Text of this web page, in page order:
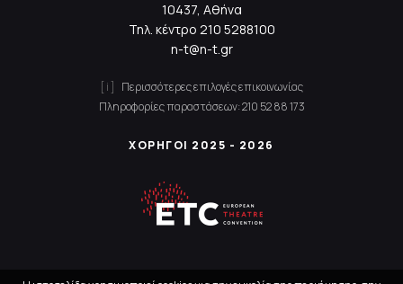
10437, Αθήνα
Τηλ. κέντρο 210 5288100
n-t@n-t.gr
Περισσότερες επιλογές επικοινωνίας
Πληροφορίες παραστάσεων:210 52 88 173
ΧΟΡΗΓΟΙ 2025 - 2026